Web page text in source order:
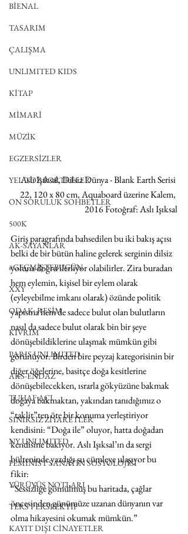
BİENAL
TASARIM
ÇALIŞMA
UNLIMITED KIDS
KİTAP
MİMARİ
MÜZİK
EGZERSİZLER
YEL TOZ PORTRELER
ON SORULUK SOHBETLER
500K
AK-SAYANLAR
#GEÇMİŞTEBUGÜN
XXY
ODAK: RESİM
KIVRIM
PARIS UNLIMITED
AKS-ENDAZ
TUHAF AÇI
SINIRSIZ ZİYARETLER
NY UNLIMITED
FEMİNİST SANATIN SOSYOLOJİSİ
YÜRÜYÜŞ NOTLARI
TERS PERSPEKTİF
KAYIT DIŞI CİNAYETLER
Aslı Işıksal, Dilsiz Dünya - Blank Earth Serisi
22, 120 x 80 cm, Aquaboard üzerine Kalem,
2016 Fotoğraf: Aslı Işıksal
Giriş paragrafında bahsedilen bu iki bakış açısı
belki de bir bütün haline gelerek serginin dilsiz
yoluna doğru ilerliyor olabilirler. Zira buradan
hem eylemin, kişisel bir eylem olarak
(eyleyebilme imkanı olarak) özünde politik
yapısına hem de sadece bulut olan bulutların
nasıl da sadece bulut olarak bin bir şeye
dönüşebildiklerine ulaşmak mümkün gibi
görünüyor. Birden bire peyzaj kategorisinin bir
diğer öğelerine, basitçe doğa kesitlerine
dönüşebilecekken, ısrarla gökyüzüne bakmak
doğaya bakmaktan, yakından tanıdığımız o
“taklit”ten öte bir konuma yerleştiriyor
kendisini: “Doğa ile” oluyor, hatta doğadan
kendisine bakıyor. Aslı Işıksal’ın da sergi
bülteninde yazdığı şu cümleye ulaşıyor bu
fikir:
“Sessizliğe gömülmüş bu haritada, çağlar
öncesinden günümüze uzanan dünyanın var
olma hikayesini okumak mümkün.”